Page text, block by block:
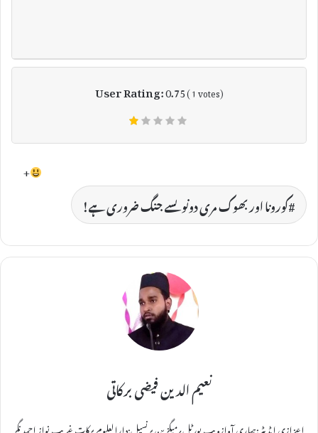
User Rating:0.75(1votes)
+
کورونا اور بھوک مری دونوںسے جنگ ضروری ہے!
نعیم الدین فیضی برکاتی